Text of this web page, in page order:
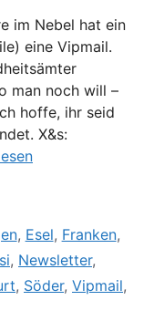
im Nebel hat ein
eine Vipmail.
man noch will –
hoffe, ihr seid
X&s:
, Esel, Franken,
, Newsletter,
, Söder, Vipmail,